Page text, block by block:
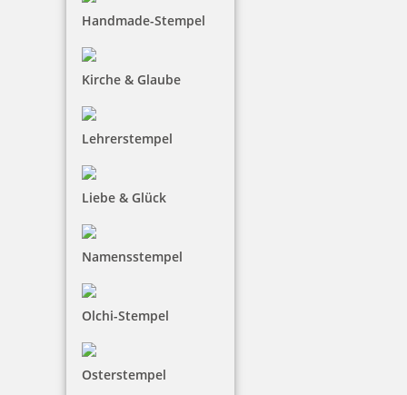
Handmade-Stempel
Kirche & Glaube
Lehrerstempel
Liebe & Glück
Namensstempel
Olchi-Stempel
Osterstempel